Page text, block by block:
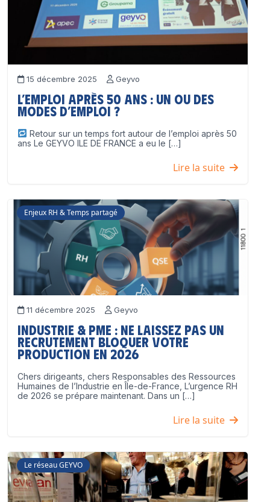
15 décembre 2025 Geyvo
L’emploi après 50 ans : un ou des
modes d’emploi ?
Retour sur un temps fort autour de l’emploi après 50
ans Le GEYVO ILE DE FRANCE a eu le […]
Lire la suite
Enjeux RH & Temps partagé
11 décembre 2025 Geyvo
Industrie & PME : ne laissez pas un
recrutement bloquer votre
production en 2026
Chers dirigeants, chers Responsables des Ressources
Humaines de l’Industrie en Île-de-France, L’urgence RH
de 2026 se prépare maintenant. Dans un […]
Lire la suite
Le réseau GEYVO